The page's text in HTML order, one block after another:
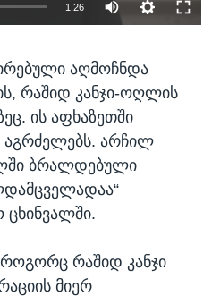
1:26
აღმოჩნდა
რაშიდ კანჯი-ოღლის
ის აფხაზეთში
აგრძელებს. არჩილ
ბრალდებული
ცხინვალში.
როგორც რაშიდ კანჯი
მიერ